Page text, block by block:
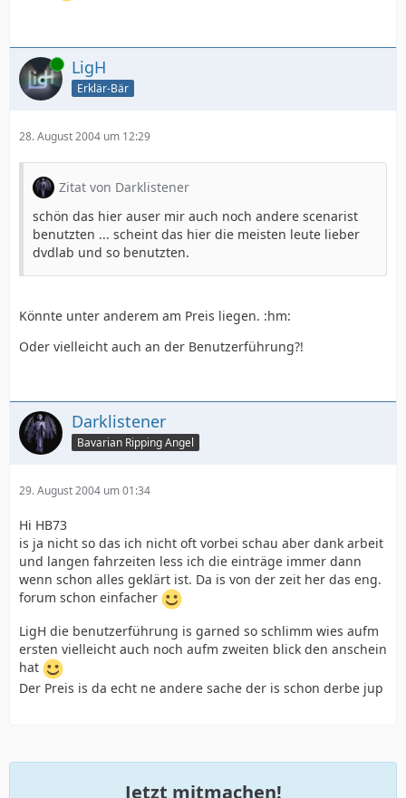
Online LigH
Erklär-Bär
28. August 2004 um 12:29
Zitat von Darklistener
schön das hier auser mir auch noch andere scenarist
benutzten ... scheint das hier die meisten leute lieber
dvdlab und so benutzten.
Könnte unter anderem am Preis liegen. :hm:
Oder vielleicht auch an der Benutzerführung?!
Darklistener
Bavarian Ripping Angel
29. August 2004 um 01:34
Hi HB73
is ja nicht so das ich nicht oft vorbei schau aber dank arbeit
und langen fahrzeiten less ich die einträge immer dann
wenn schon alles geklärt ist. Da is von der zeit her das eng.
forum schon einfacher
LigH die benutzerführung is garned so schlimm wies aufm
ersten vielleicht auch noch aufm zweiten blick den anschein
hat
Der Preis is da echt ne andere sache der is schon derbe jup
Jetzt mitmachen!